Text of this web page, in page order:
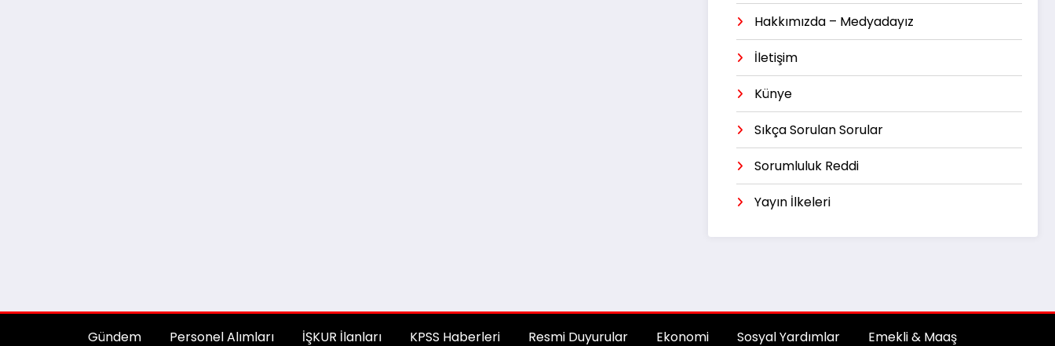
Hakkımızda – Medyadayız
İletişim
Künye
Sıkça Sorulan Sorular
Sorumluluk Reddi
Yayın İlkeleri
Gündem Personel Alımları İŞKUR İlanları KPSS Haberleri Resmi Duyurular Ekonomi Sosyal Yardımlar Emekli & Maaş